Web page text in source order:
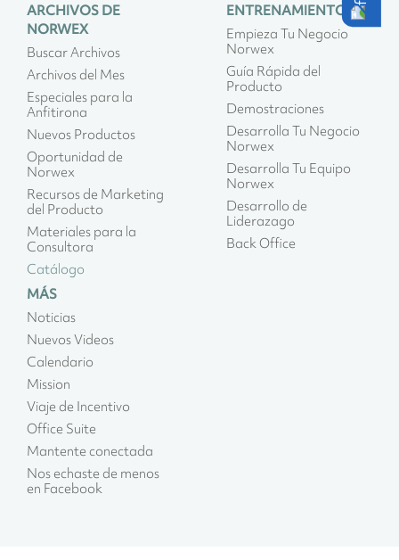
ARCHIVOS DE
NORWEX
Buscar Archivos
Archivos del Mes
Especiales para la
Anfitirona
Nuevos Productos
Oportunidad de
Norwex
Recursos de Marketing
del Producto
Materiales para la
Consultora
Catálogo
ENTRENAMIENTO
Empieza Tu Negocio
Norwex
Guía Rápida del
Producto
Demostraciones
Desarrolla Tu Negocio
Norwex
Desarrolla Tu Equipo
Norwex
Desarrollo de
Liderazago
Back Office
MÁS
Noticias
Nuevos Videos
Calendario
Mission
Viaje de Incentivo
Office Suite
Mantente conectada
Nos echaste de menos
en Facebook